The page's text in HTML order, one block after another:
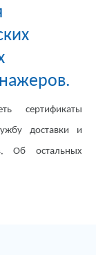
сертификаты
доставки и
Об остальных